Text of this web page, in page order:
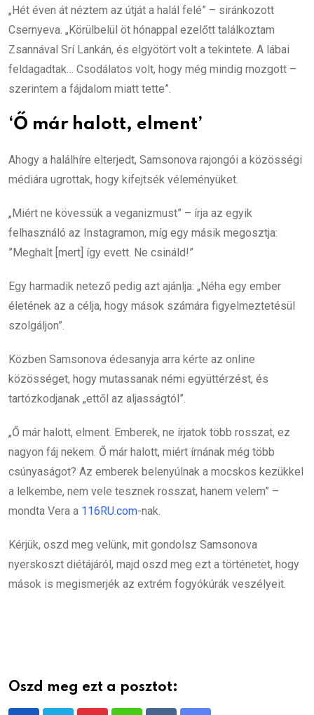
„Hét éven át néztem az útját a halál felé” – siránkozott
Csernyeva. „Körülbelül öt hónappal ezelőtt találkoztam
Zsannával Srí Lankán, és elgyötört volt a tekintete. A lábai
feldagadtak… Csodálatos volt, hogy még mindig mozgott –
szerintem a fájdalom miatt tette”.
‘Ő már halott, elment’
Ahogy a halálhíre elterjedt, Samsonova rajongói a közösségi
médiára ugrottak, hogy kifejtsék véleményüket.
„Miért ne kövessük a veganizmust” – írja az egyik
felhasználó az Instagramon, míg egy másik megosztja:
”Meghalt [mert] így evett. Ne csináld!”
Egy harmadik netező pedig azt ajánlja: „Néha egy ember
életének az a célja, hogy mások számára figyelmeztetésül
szolgáljon”.
Közben Samsonova édesanyja arra kérte az online
közösséget, hogy mutassanak némi együttérzést, és
tartózkodjanak „ettől az aljasságtól”.
„Ő már halott, elment. Emberek, ne írjatok több rosszat, ez
nagyon fáj nekem. Ő már halott, miért írnának még több
csúnyaságot? Az emberek belenyúlnak a mocskos kezükkel
a lelkembe, nem vele tesznek rosszat, hanem velem” –
mondta Vera a 116RU.com-nak.
Kérjük, oszd meg velünk, mit gondolsz Samsonova
nyerskoszt diétájáról, majd oszd meg ezt a történetet, hogy
mások is megismerjék az extrém fogyókúrák veszélyeit.
Oszd meg ezt a posztot: